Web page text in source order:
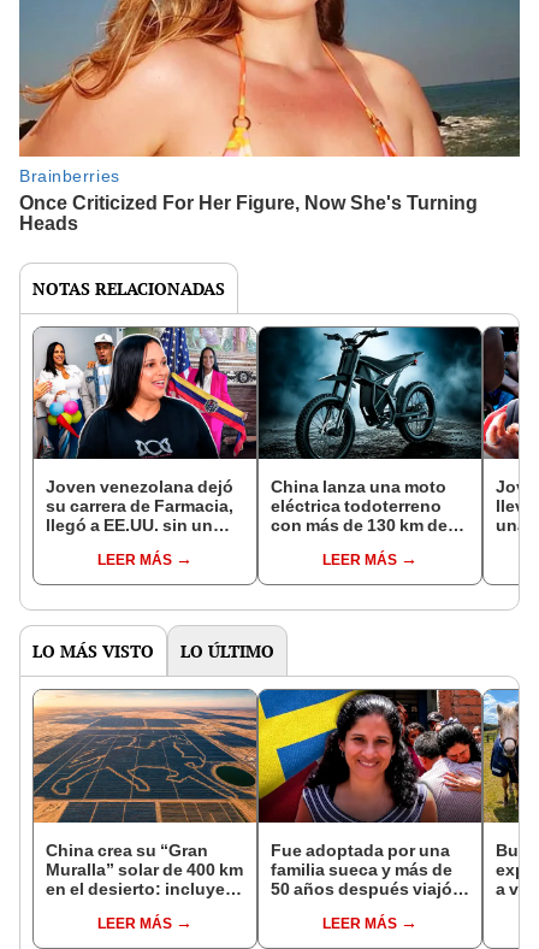
NOTAS RELACIONADAS
Joven venezolana dejó
su carrera de Farmacia,
llegó a EE.UU. sin un
una exitosa empresa
textil: reconocida por la
LEER MÁS
China lanza una moto
eléctrica todoterreno
con más de 130 km de
kW de potencia:
baterías se recargan en
LEER MÁS
llevó
una
LO MÁS VISTO LO ÚLTIMO
China crea su “Gran
Muralla” solar de 400 km
en el desierto: incluye
de caballo visible desde
LEER MÁS
Fue adoptada por una
familia sueca y más de
50 años después viajó a
sus raíces: "Encontré
LEER MÁS
a